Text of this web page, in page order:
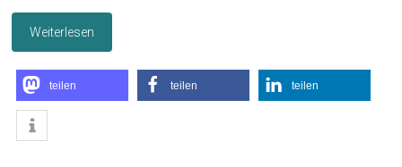
Weiterlesen
teilen teilen teilen